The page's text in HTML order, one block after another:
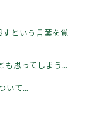
という言葉を覚
も思ってしまう...
いて...